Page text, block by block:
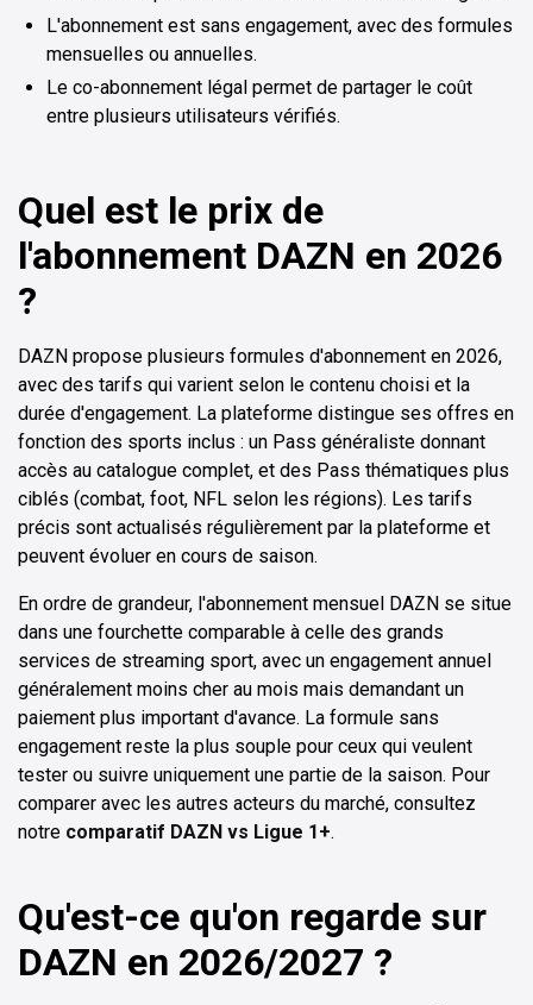
L'abonnement est sans engagement, avec des formules
mensuelles ou annuelles.
Le co-abonnement légal permet de partager le coût
entre plusieurs utilisateurs vérifiés.
Quel est le prix de
l'abonnement DAZN en 2026
?
DAZN propose plusieurs formules d'abonnement en 2026,
avec des tarifs qui varient selon le contenu choisi et la
durée d'engagement. La plateforme distingue ses offres en
fonction des sports inclus : un Pass généraliste donnant
accès au catalogue complet, et des Pass thématiques plus
ciblés (combat, foot, NFL selon les régions). Les tarifs
précis sont actualisés régulièrement par la plateforme et
peuvent évoluer en cours de saison.
En ordre de grandeur, l'abonnement mensuel DAZN se situe
dans une fourchette comparable à celle des grands
services de streaming sport, avec un engagement annuel
généralement moins cher au mois mais demandant un
paiement plus important d'avance. La formule sans
engagement reste la plus souple pour ceux qui veulent
tester ou suivre uniquement une partie de la saison. Pour
comparer avec les autres acteurs du marché, consultez
notre comparatif DAZN vs Ligue 1+.
Qu'est-ce qu'on regarde sur
DAZN en 2026/2027 ?